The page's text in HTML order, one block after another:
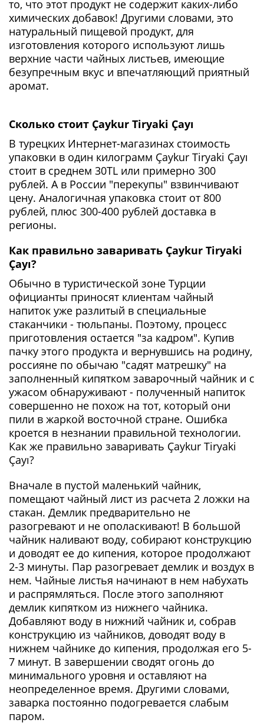
то, что этот продукт не содержит каких-либо
химических добавок! Другими словами, это
натуральный пищевой продукт, для
изготовления которого используют лишь
верхние части чайных листьев, имеющие
безупречным вкус и впечатляющий приятный
аромат.
Сколько стоит Çaykur Tiryaki Çayı
В турецких Интернет-магазинах стоимость
упаковки в один килограмм Çaykur Tiryaki Çayı
стоит в среднем 30TL или примерно 300
рублей. А в России "перекупы" взвинчивают
цену. Аналогичная упаковка стоит от 800
рублей, плюс 300-400 рублей доставка в
регионы.
Как правильно заваривать Çaykur Tiryaki
Çayı?
Обычно в туристической зоне Турции
официанты приносят клиентам чайный
напиток уже разлитый в специальные
стаканчики - тюльпаны. Поэтому, процесс
приготовления остается "за кадром". Купив
пачку этого продукта и вернувшись на родину,
россияне по обычаю "садят матрешку" на
заполненный кипятком заварочный чайник и с
ужасом обнаруживают - полученный напиток
совершенно не похож на тот, который они
пили в жаркой восточной стране. Ошибка
кроется в незнании правильной технологии.
Как же правильно заваривать Çaykur Tiryaki
Çayı?
Вначале в пустой маленький чайник,
помещают чайный лист из расчета 2 ложки на
стакан. Демлик предварительно не
разогревают и не ополаскивают! В большой
чайник наливают воду, собирают конструкцию
и доводят ее до кипения, которое продолжают
2-3 минуты. Пар разогревает демлик и воздух в
нем. Чайные листья начинают в нем набухать
и распрямляться. После этого заполняют
демлик кипятком из нижнего чайника.
Добавляют воду в нижний чайник и, собрав
конструкцию из чайников, доводят воду в
нижнем чайнике до кипения, продолжая его 5-
7 минут. В завершении сводят огонь до
минимального уровня и оставляют на
неопределенное время. Другими словами,
заварка постоянно подогревается слабым
паром.